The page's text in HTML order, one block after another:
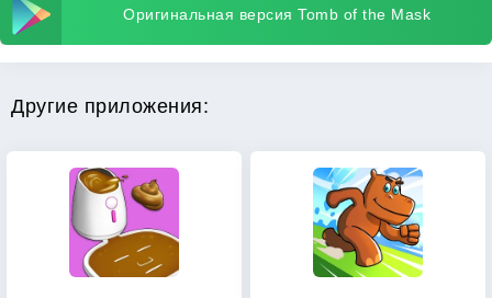
Оригинальная версия Tomb of the Mask
Другие приложения: